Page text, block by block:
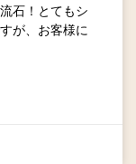
石！とてもシ
が、お客様に